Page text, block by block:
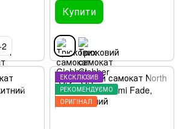
Купити
ЕКСКЛЮЗИВ
РЕКОМЕНДУЄМО
ОРИГІНАЛ